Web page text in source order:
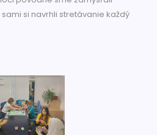
si navrhli stretávanie každý